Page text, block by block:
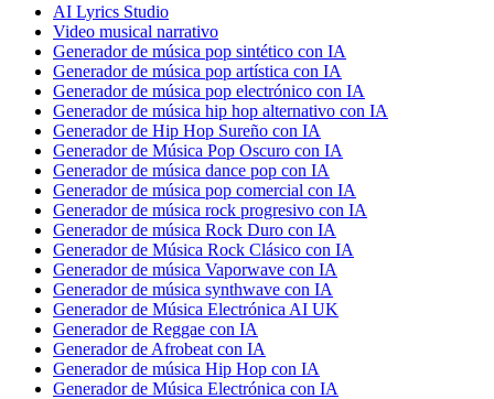
AI Lyrics Studio
Video musical narrativo
Generador de música pop sintético con IA
Generador de música pop artística con IA
Generador de música pop electrónico con IA
Generador de música hip hop alternativo con IA
Generador de Hip Hop Sureño con IA
Generador de Música Pop Oscuro con IA
Generador de música dance pop con IA
Generador de música pop comercial con IA
Generador de música rock progresivo con IA
Generador de música Rock Duro con IA
Generador de Música Rock Clásico con IA
Generador de música Vaporwave con IA
Generador de música synthwave con IA
Generador de Música Electrónica AI UK
Generador de Reggae con IA
Generador de Afrobeat con IA
Generador de música Hip Hop con IA
Generador de Música Electrónica con IA